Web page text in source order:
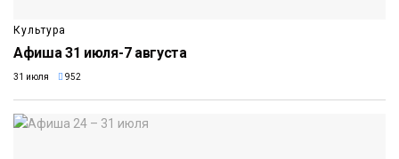
Культура
Афиша 31 июля-7 августа
31 июля 952